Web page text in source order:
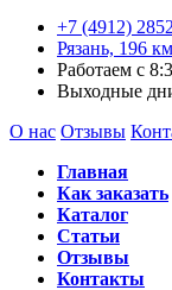
+7 (4912)
Рязань, 196
Работаем с
Выходные
О нас Отзывы
Главная
Как заказать
Каталог
Статьи
Отзывы
Контакты